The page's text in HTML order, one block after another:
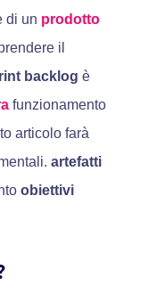
di un prodotto
il
backlog è
funzionamento
articolo farà
artefatti
obiettivi